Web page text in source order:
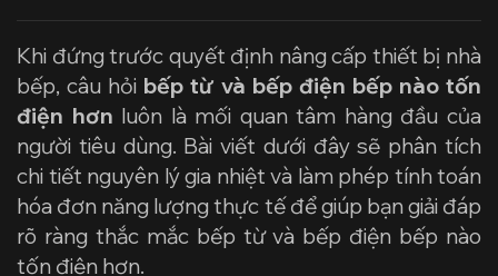
Khi đứng trước quyết định nâng cấp thiết bị nhà
bếp, câu hỏi bếp từ và bếp điện bếp nào tốn
điện hơn luôn là mối quan tâm hàng đầu của
người tiêu dùng. Bài viết dưới đây sẽ phân tích
chi tiết nguyên lý gia nhiệt và làm phép tính toán
hóa đơn năng lượng thực tế để giúp bạn giải đáp
rõ ràng thắc mắc bếp từ và bếp điện bếp nào
tốn điện hơn.